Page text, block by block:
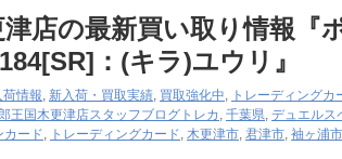
店の最新買い取り情報『
：(キラ)ユウリ』
情報, 新入荷・買取実績, 買取強化中, トレーディングカ
王国木更津店スタッフブログ トレカ , 千葉県, デュエルス
カード, トレーディングカード, 木更津市, 君津市, 袖ヶ浦市